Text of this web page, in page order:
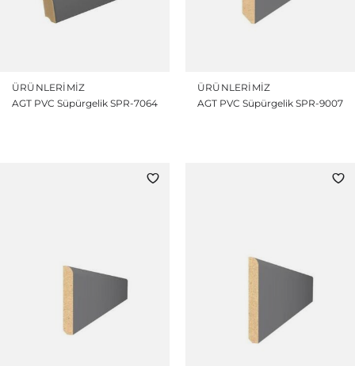
ÜRÜNLERIMIZ
AGT PVC Süpürgelik SPR-7064
ÜRÜNLERIMIZ
AGT PVC Süpürgelik SPR-9007